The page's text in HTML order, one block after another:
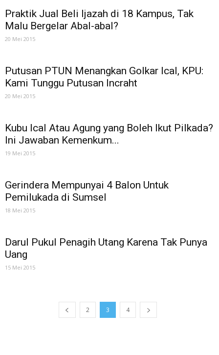
Praktik Jual Beli Ijazah di 18 Kampus, Tak
Malu Bergelar Abal-abal?
20 Mei 2015
Putusan PTUN Menangkan Golkar Ical, KPU:
Kami Tunggu Putusan Incraht
20 Mei 2015
Kubu Ical Atau Agung yang Boleh Ikut Pilkada?
Ini Jawaban Kemenkum...
19 Mei 2015
Gerindera Mempunyai 4 Balon Untuk
Pemilukada di Sumsel
18 Mei 2015
Darul Pukul Penagih Utang Karena Tak Punya
Uang
15 Mei 2015
2 3 4